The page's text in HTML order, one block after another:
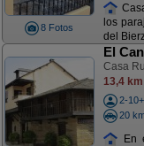
8 Fotos
los
del
El
Casa
13,4 km
2-
20
En